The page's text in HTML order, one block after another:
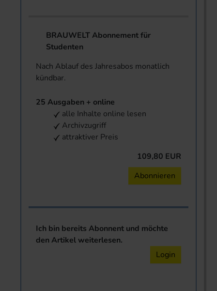
BRAUWELT Abonnement für
Studenten
Nach Ablauf des Jahresabos monatlich
kündbar.
25 Ausgaben + online
alle Inhalte online lesen
Archivzugriff
attraktiver Preis
109,80 EUR
Abonnieren
Ich bin bereits Abonnent und möchte
den Artikel weiterlesen.
Login